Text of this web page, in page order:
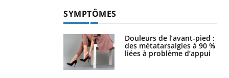
SYMPTÔMES
Douleurs de l’avant-pied :
des métatarsalgies à 90 %
liées à problème d’appui